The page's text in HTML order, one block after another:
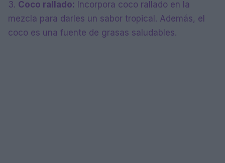
3. Coco rallado: Incorpora coco rallado en la
mezcla para darles un sabor tropical. Además, el
coco es una fuente de grasas saludables.